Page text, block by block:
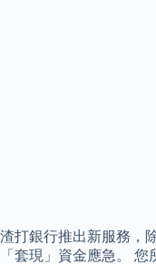
渣打銀行推出新服務，
「套現」資金應急。